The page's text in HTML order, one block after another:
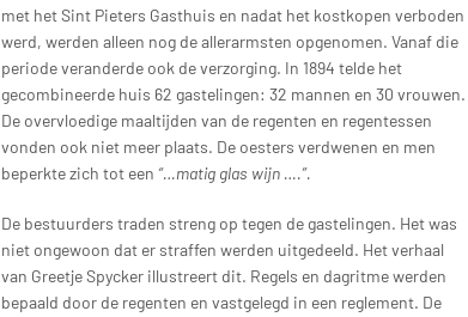
met het Sint Pieters Gasthuis en nadat het kostkopen verboden
werd, werden alleen nog de allerarmsten opgenomen. Vanaf die
periode veranderde ook de verzorging. In 1894 telde het
gecombineerde huis 62 gastelingen: 32 mannen en 30 vrouwen.
De overvloedige maaltijden van de regenten en regentessen
vonden ook niet meer plaats. De oesters verdwenen en men
beperkte zich tot een“…matig glas wijn ….”.
De bestuurders traden streng op tegen de gastelingen. Het was
niet ongewoon dat er straffen werden uitgedeeld. Het verhaal
van Greetje Spycker illustreert dit. Regels en dagritme werden
bepaald door de regenten en vastgelegd in een reglement. De